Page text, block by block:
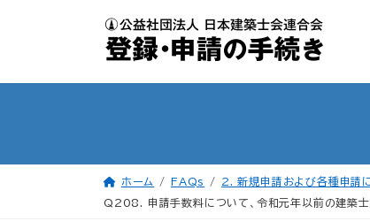
ホーム FAQs
2. 新規申請および各種申請
Q208. 申請手数料について、令和元年以前の建築